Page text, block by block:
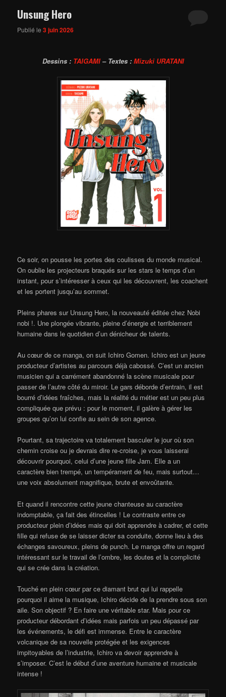
Unsung Hero
Publié le3 juin 2026
Dessins : TAIGAMI– Textes : Mizuki URATANI
Ce soir, on pousse les portes des coulisses du monde musical.
On oublie les projecteurs braqués sur les stars le temps d’un
instant, pour s’intéresser à ceux qui les découvrent, les coachent
et les portent jusqu’au sommet.
Pleins phares sur Unsung Hero, la nouveauté éditée chez Nobi
nobi !. Une plongée vibrante, pleine d’énergie et terriblement
humaine dans le quotidien d’un dénicheur de talents.
Au cœur de ce manga, on suit Ichiro Gomen. Ichiro est un jeune
producteur d’artistes au parcours déjà cabossé. C’est un ancien
musicien qui a carrément abandonné la scène musicale pour
passer de l’autre côté du miroir. Le gars déborde d’entrain, il est
bourré d’idées fraîches, mais la réalité du métier est un peu plus
compliquée que prévu : pour le moment, il galère à gérer les
groupes qu’on lui confie au sein de son agence.
Pourtant, sa trajectoire va totalement basculer le jour où son
chemin croise ou je devrais dire re-croise, je vous laisserai
découvrir pourquoi, celui d’une jeune fille Jam. Elle a un
caractère bien trempé, un tempérament de feu, mais surtout…
une voix absolument magnifique, brute et envoûtante.
Et quand il rencontre cette jeune chanteuse au caractère
indomptable, ça fait des étincelles ! Le contraste entre ce
producteur plein d’idées mais qui doit apprendre à cadrer, et cette
fille qui refuse de se laisser dicter sa conduite, donne lieu à des
échanges savoureux, pleins de punch. Le manga offre un regard
intéressant sur le travail de l’ombre, les doutes et la complicité
qui se crée dans la création.
Touché en plein cœur par ce diamant brut qui lui rappelle
pourquoi il aime la musique, Ichiro décide de la prendre sous son
aile. Son objectif ? En faire une véritable star. Mais pour ce
producteur débordant d’idées mais parfois un peu dépassé par
les événements, le défi est immense. Entre le caractère
volcanique de sa nouvelle protégée et les exigences
impitoyables de l’industrie, Ichiro va devoir apprendre à
s’imposer. C’est le début d’une aventure humaine et musicale
intense !